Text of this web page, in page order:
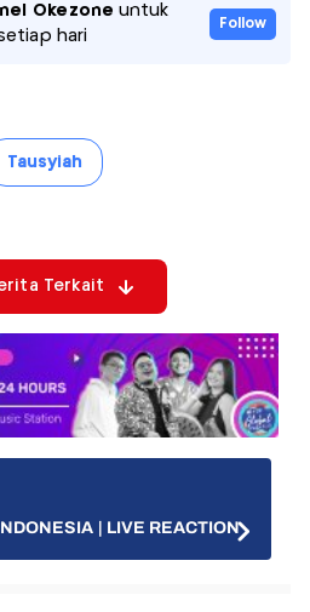
Okezone untuk
hari
Follow
Tausyiah
Terkait
| LIVE REACTION